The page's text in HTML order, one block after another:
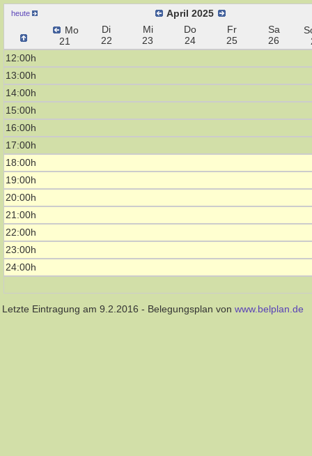
heute
April 2025
Mo
21
Di
22
Mi
23
Do
24
Fr
25
Sa
26
12:00h
13:00h
14:00h
15:00h
16:00h
17:00h
18:00h
19:00h
20:00h
21:00h
22:00h
23:00h
24:00h
Letzte Eintragung am 9.2.2016 - Belegungsplan von www.belplan.de